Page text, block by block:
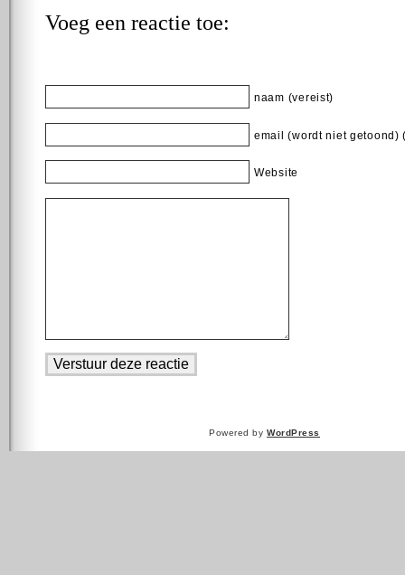
Voeg een reactie toe:
naam (vereist)
email (wordt niet getoond)
Website
Powered byWordPress